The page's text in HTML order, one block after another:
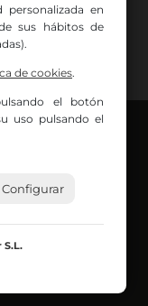
personalizada en
sus hábitos de
de cookies.
el botón
uso pulsando el
Configurar
S.L.